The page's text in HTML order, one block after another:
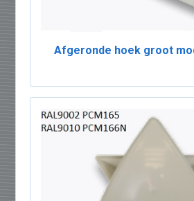
Afgeronde hoek groot